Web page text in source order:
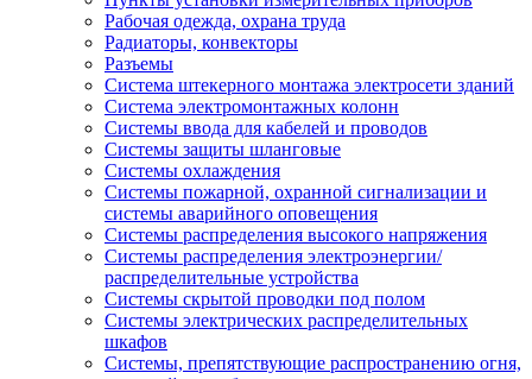
Рабочая одежда, охрана труда
Радиаторы, конвекторы
Разъемы
Система штекерного монтажа электросети зданий
Система электромонтажных колонн
Системы ввода для кабелей и проводов
Системы защиты шланговые
Системы охлаждения
Системы пожарной, охранной сигнализации и
системы аварийного оповещения
Системы распределения высокого напряжения
Системы распределения электроэнергии/
распределительные устройства
Системы скрытой проводки под полом
Системы электрических распределительных
шкафов
Системы, препятствующие распространению огня,